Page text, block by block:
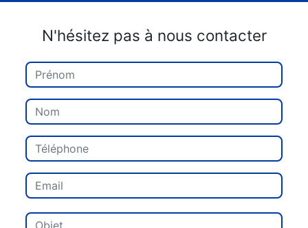
N'hésitez pas à nous contacter